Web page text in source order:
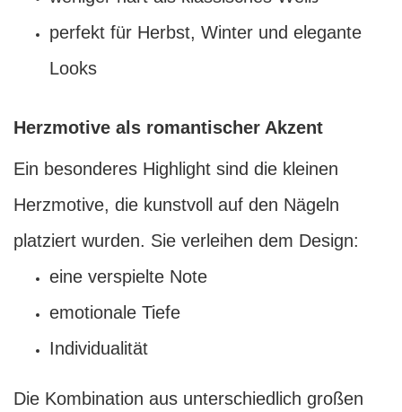
perfekt für Herbst, Winter und elegante
Looks
Herzmotive als romantischer Akzent
Ein besonderes Highlight sind die kleinen
Herzmotive, die kunstvoll auf den Nägeln
platziert wurden. Sie verleihen dem Design:
eine verspielte Note
emotionale Tiefe
Individualität
Die Kombination aus unterschiedlich großen